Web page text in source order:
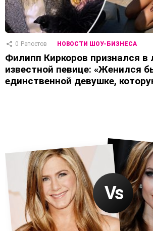
0 Репостов НОВОСТИ ШОУ-БИЗНЕСА
Филипп Киркоров признался в
известной певице: «Женился
единственной девушке,